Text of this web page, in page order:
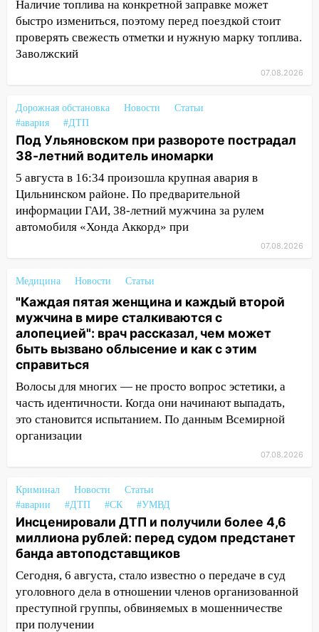
13:01 В Димитровграде мужчина
выбросил из машины страйкбольную
гранату: его задержали
и шквал до 27 м/с
12:31
Ульяновец хотел купить иномарку
из Европы и потерял 760 тысяч рублей
12:20 В Чердаклинском районе
столкнулись «Лада» и Chevrolet:
пострадал 14-летний подросток
12:00 Где есть бензин в Ульяновске 7
11:50
Заснул рядом с ребёнком и
случайно задушил его: суд вынес
приговор
11:38
В Ленинском районе пожар
полностью уничтожил дачный дом и
сарай
11:38 В Госдуме предложили отменить
ЕГЭ с 2027 года
11:25 В Ульяновске ИИ будет выявлять
нарушителей на контейнерных
11:20
Ульяновская шахматистка
Валерия Клейменова выиграла два
золота в составе сборной мира
11:16 В Ульяновске открыли памятную
доску декабристу Кондратию Рылееву
10:40 В Ульяновске спасатели ночью
нашли потерявшегося в заброшенных
садах 79-летнего мужчину
Наличие топлива на конкретной заправке может
быстро измениться, поэтому перед поездкой стоит
проверять свежесть отметки и нужную марку топлива.
Заволжский
07.08.2026
Дорожная обстановка Новости
Статьи
#авария
#ДТП
Под Ульяновском при развороте пострадал
38-летний водитель иномарки
5 августа в 16:34 произошла крупная авария в
Цильнинском районе. По предварительной
информации ГАИ, 38-летний мужчина за рулем
автомобиля «Хонда Аккорд» при
07.08.2026
Медицина Новости Статьи
"Каждая пятая женщина и каждый второй
мужчина в мире сталкиваются с
алопецией": врач рассказал, чем может
быть вызвано облысение и как с этим
справиться
Волосы для многих — не просто вопрос эстетики, а
часть идентичности. Когда они начинают выпадать,
это становится испытанием. По данным Всемирной
организации
07.08.2026
Криминал Новости
Статьи
#аварии
#ДТП #СК #УМВД
Инсценировали ДТП и получили более 4,6
миллиона рублей: перед судом предстанет
банда автоподставщиков
Сегодня, 6 августа, стало известно о передаче в суд
уголовного дела в отношении членов организованной
преступной группы, обвиняемых в мошенничестве
при получении